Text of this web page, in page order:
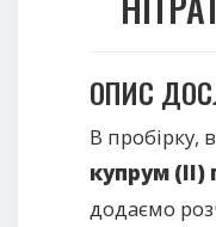
ОПИС
В пробірку,
купрум (ІІ)
додаємо